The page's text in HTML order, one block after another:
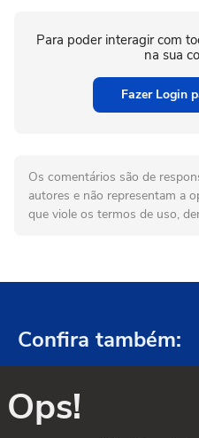
Para poder interagir com
na sua
Fazer Login
Os comentários são de
autores e não representam a
que viole os termos de uso,
Confira também:
Ops!